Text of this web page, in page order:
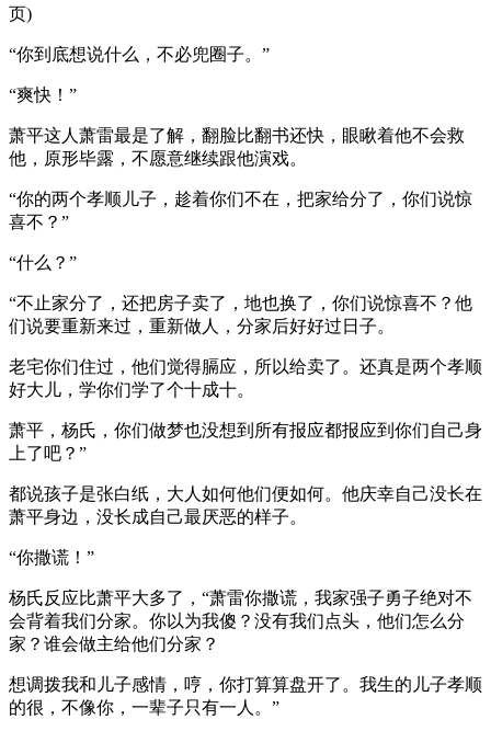
页)
“你到底想说什么，不必兜圈子。”
“爽快！”
萧平这人萧雷最是了解，翻脸比翻书还快，眼瞅着他不会救
他，原形毕露，不愿意继续跟他演戏。
“你的两个孝顺儿子，趁着你们不在，把家给分了，你们说惊
喜不？”
“什么？”
“不止家分了，还把房子卖了，地也换了，你们说惊喜不？他
们说要重新来过，重新做人，分家后好好过日子。
老宅你们住过，他们觉得膈应，所以给卖了。还真是两个孝顺
好大儿，学你们学了个十成十。
萧平，杨氏，你们做梦也没想到所有报应都报应到你们自己身
上了吧？”
都说孩子是张白纸，大人如何他们便如何。他庆幸自己没长在
萧平身边，没长成自己最厌恶的样子。
“你撒谎！”
杨氏反应比萧平大多了，“萧雷你撒谎，我家强子勇子绝对不
会背着我们分家。你以为我傻？没有我们点头，他们怎么分
家？谁会做主给他们分家？
想调拨我和儿子感情，哼，你打算算盘开了。我生的儿子孝顺
的很，不像你，一辈子只有一人。”